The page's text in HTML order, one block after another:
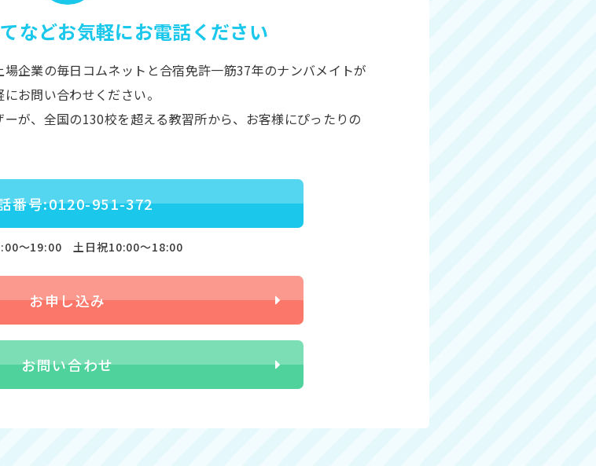
などお気軽にお電話ください
企業の毎日コムネットと合宿免許一筋37年のナンバメイトが
お問い合わせください。
が、全国の130校を超える教習所から、お客様にぴったりの
番号:0120-951-372
〜19:00 土日祝10:00〜18:00
お申し込み
お問い合わせ